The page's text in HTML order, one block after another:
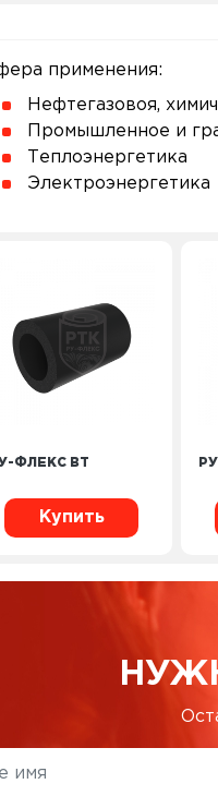
применения:
Нефтегазовоя,
Промышленное и
Теплоэнергетика
Электроэнергетика
ФЛЕКС ВТ
Купить